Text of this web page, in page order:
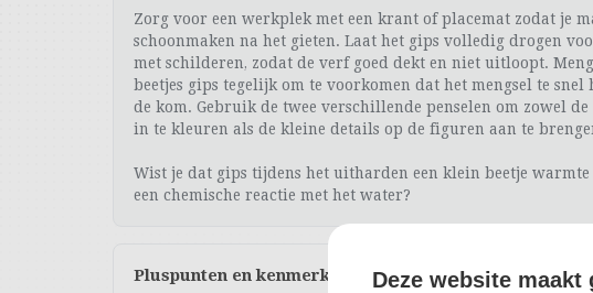
Zorg voor een werkplek met een krant of placemat zodat je
schoonmaken na het gieten. Laat het gips volledig drogen
met schilderen, zodat de verf goed dekt en niet uitloopt.
beetjes gips tegelijk om te voorkomen dat het mengsel te
de kom. Gebruik de twee verschillende penselen om zowel
in te kleuren als de kleine details op de figuren aan te
Wist je dat gips tijdens het uitharden een klein beetje warmte
een chemische reactie met het water?
Pluspunten en kenmerken Deze website